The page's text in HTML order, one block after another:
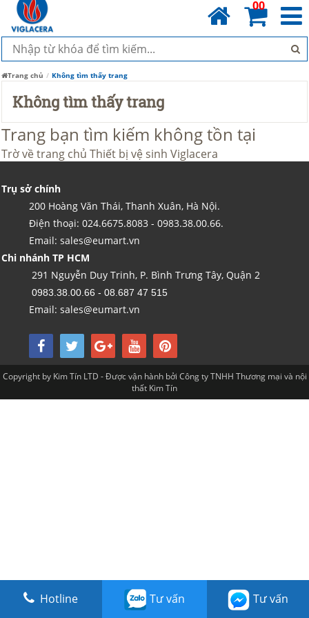
00
Trang chủ Không tìm thấy trang
Không tìm thấy trang
Trang bạn tìm kiếm không tồn tại
Trờ về trang chủ Thiết bị vệ sinh Viglacera
Trụ sở chính
200 Hoàng Văn Thái, Thanh Xuân, Hà Nội.
Điện thoại: 024.6675.8083 - 0983.38.00.66.
Email: sales@eumart.vn
Chi nhánh TP HCM
291 Nguyễn Duy Trinh, P. Bình Trưng Tây, Quận 2
0983.38.00.66 - 08.687 47 515
Email: sales@eumart.vn
Hotline Tư vấn Tư vấn
Copyright by Kim Tín LTD - Được vận hành bởi Công ty TNHH Thương mại và nội
thất Kim Tín